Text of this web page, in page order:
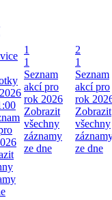
1
1
Seznam
akcí pro
rok 2026
Zobrazit
všechny
záznamy
ze dne
2
1
Seznam
akcí pro
rok
Zobrazit
všechny
ze dne